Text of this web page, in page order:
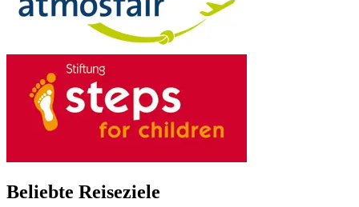
Beliebte Reiseziele